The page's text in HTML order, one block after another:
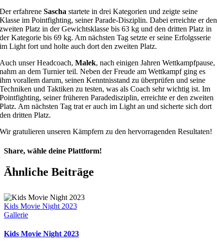
Der erfahreneSascha startete in drei Kategorien und zeigte seine
Klasse im Pointfighting, seiner Parade-Disziplin. Dabei erreichte er den
zweiten Platz in der Gewichtsklasse bis 63 kg und den dritten Platz in
der Kategorie bis 69 kg. Am nächsten Tag setzte er seine Erfolgsserie
im Light fort und holte auch dort den zweiten Platz.
Auch unser Headcoach,Malek, nach einigen Jahren Wettkampfpause,
nahm an dem Turnier teil. Neben der Freude am Wettkampf ging es
ihm vorallem darum, seinen Kenntnisstand zu überprüfen und seine
Techniken und Taktiken zu testen, was als Coach sehr wichtig ist. Im
Pointfighting, seiner früheren Paradedisziplin, erreichte er den zweiten
Platz. Am nächsten Tag trat er auch im Light an und sicherte sich dort
den dritten Platz.
Wir gratulieren unseren Kämpfern zu den hervorragenden Resultaten!
Share, wähle deine Plattform!
Facebook
X
Reddit
LinkedIn
Pinterest
E-
Mail
Ähnliche Beiträge
Kids Movie Night 2023
Gallerie
Kids Movie Night 2023